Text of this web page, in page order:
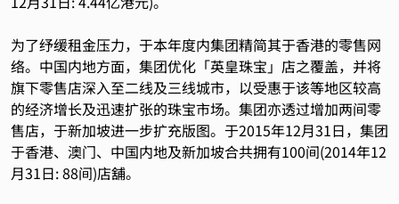
为了纾缓租金压力，于本年度内集团精简其于香港的零售网
络。中国内地方面，集团优化「英皇珠宝」店之覆盖，并将
旗下零售店深入至二线及三线城市，以受惠于该等地区较高
的经济增长及迅速扩张的珠宝市场。集团亦透过增加两间零
售店，于新加坡进一步扩充版图。于2015年12月31日，集团
于香港、澳门、中国内地及新加坡合共拥有100间(2014年12
月31日: 88间)店舖。